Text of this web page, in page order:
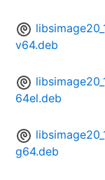
v64.deb
64el.deb
g64.deb